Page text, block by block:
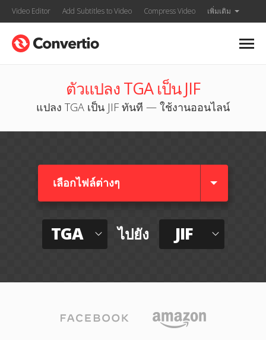
Video Editor Add Subtitles to Video Compress Video เพิ่มเติม
ตัวแปลง TGA เป็น JIF
แปลง TGA เป็น JIF ทันที — ใช้งานออนไลน์
เลือกไฟล์ต่างๆ​
TGA ไปยัง JIF